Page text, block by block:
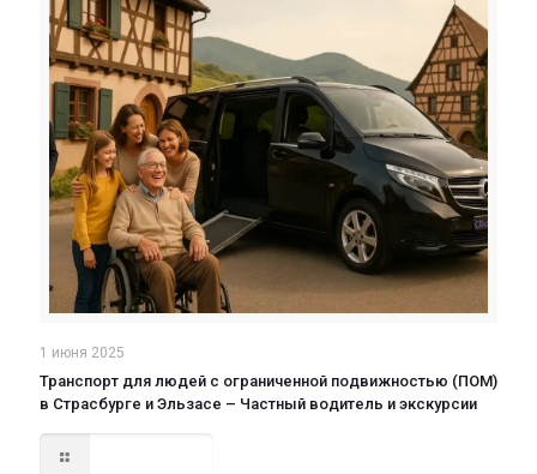
1 июня 2025
Транспорт для людей с ограниченной подвижностью (ПОМ)
в Страсбурге и Эльзасе – Частный водитель и экскурсии